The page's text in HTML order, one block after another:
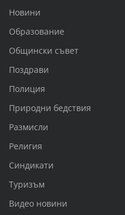
Новини
Образование
Общински съвет
Поздрави
Полиция
Природни бедствия
Размисли
Религия
Синдикати
Туризъм
Видео новини